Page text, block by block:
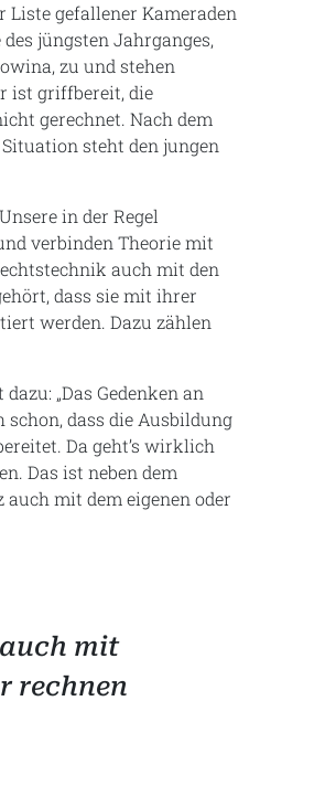
gefallener Kameraden
jüngsten Jahrganges,
zu und stehen
ist griffbereit, die
gerechnet. Nach dem
steht den jungen
in der Regel
verbinden Theorie mit
auch mit den
dass sie mit ihrer
werden. Dazu zählen
„Das Gedenken an
dass die Ausbildung
Da geht’s wirklich
Das ist neben dem
mit dem eigenen oder
mit
rechnen